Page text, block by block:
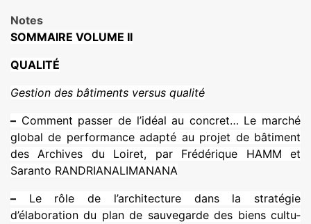
Notes
SOMMAIRE VOLUME II
QUALITÉ
Gestion des bâti­ments versus qua­lité
– Comment passer de l’idéal au concret… Le marché
global de per­for­mance adapté au projet de bâti­ment
des Archives du Loiret, par Frédérique HAMM et
Saranto RANDRIANALIMANANA
– Le rôle de l’archi­tec­ture dans la stra­té­gie
d’élaboration du plan de sau­ve­garde des biens cultu­